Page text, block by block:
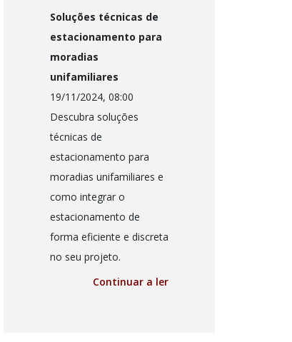
Soluções técnicas de
estacionamento para
moradias
unifamiliares
19/11/2024, 08:00
Descubra soluções
técnicas de
estacionamento para
moradias unifamiliares e
como integrar o
estacionamento de
forma eficiente e discreta
no seu projeto.
Continuar a ler